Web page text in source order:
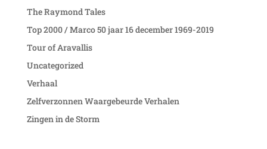
The Raymond Tales
Top 2000 / Marco 50 jaar 16 december 1969-2019
Tour of Aravallis
Uncategorized
Verhaal
Zelfverzonnen Waargebeurde Verhalen
Zingen in de Storm